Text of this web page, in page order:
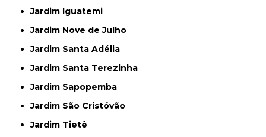
Jardim Iguatemi
Jardim Nove de Julho
Jardim Santa Adélia
Jardim Santa Terezinha
Jardim Sapopemba
Jardim São Cristóvão
Jardim Tietê